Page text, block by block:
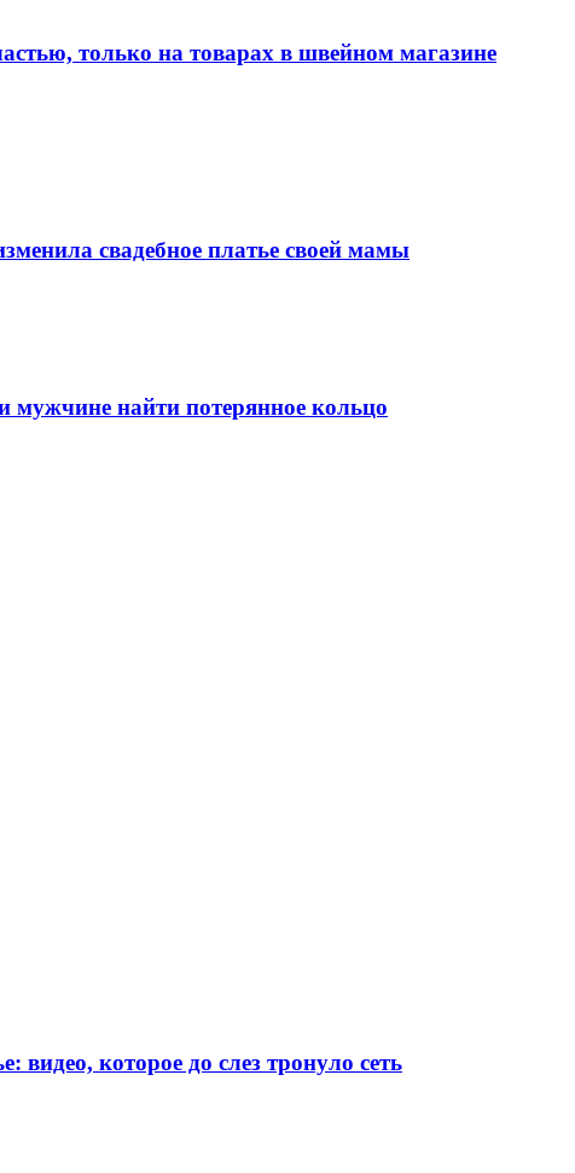
только на товарах в швейном магазине
свадебное платье своей мамы
мужчине найти потерянное кольцо
видео, которое до слез тронуло сеть